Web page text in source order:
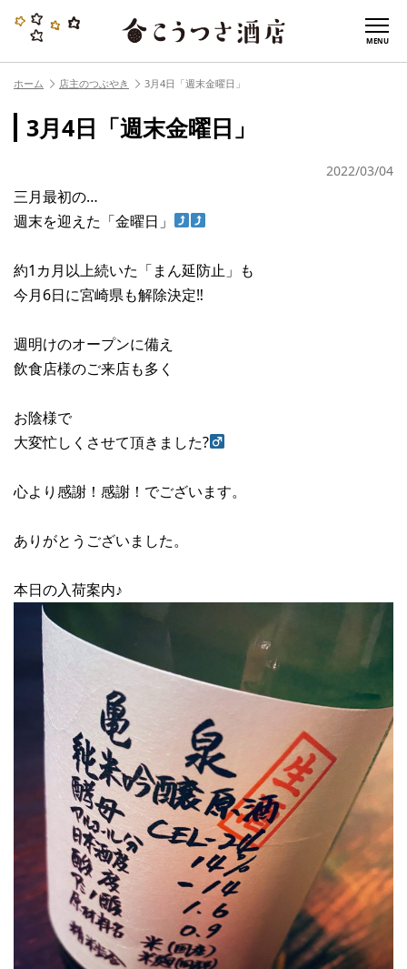
MENU
ホーム 店主のつぶやき 3月4日「週末金曜日」
3月4日「週末金曜日」
2022/03/04
三月最初の…
週末を迎えた「金曜日」
約1カ月以上続いた「まん延防止」も
今月6日に宮崎県も解除決定‼︎
週明けのオープンに備え
飲食店様のご来店も多く
お陰様で
大変忙しくさせて頂きました?‍
心より感謝！感謝！でございます。
ありがとうございました。
本日の入荷案内♪